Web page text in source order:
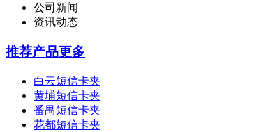
公司新闻
资讯动态
推荐产品更多
白云短信卡夹
黄埔短信卡夹
番禺短信卡夹
花都短信卡夹